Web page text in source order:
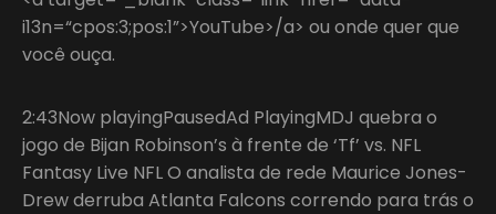
i13n=“cpos:3;pos:1”>YouTube>/a> ou onde quer que
você ouça.
2:43Now playingPausedAd PlayingMDJ quebra o
jogo de Bijan Robinson’s à frente de ‘Tf’ vs. NFL
Fantasy Live NFL O analista de rede Maurice Jones-
Drew derruba Atlanta Falcons correndo para trás o